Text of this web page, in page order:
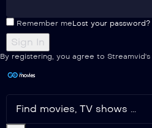
Remember meLost your password?
By registering, you agree to Streamvid's